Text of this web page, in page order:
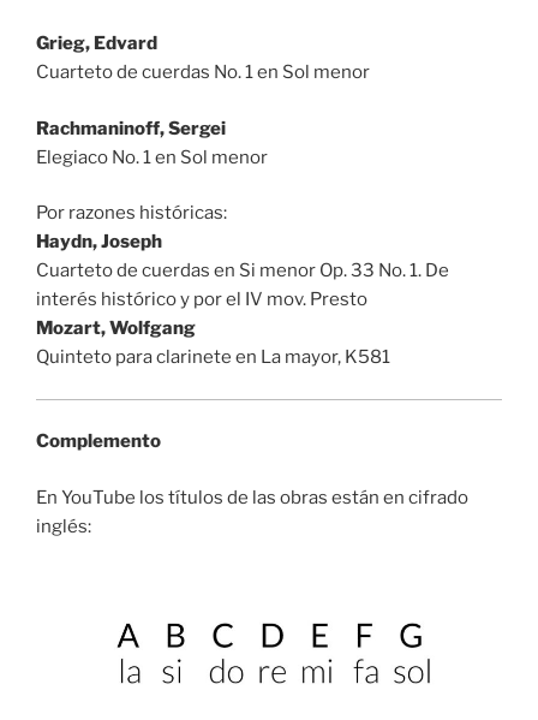
Grieg, Edvard
Cuarteto de cuerdas No. 1 en Sol menor
Rachmaninoff, Sergei
Elegiaco No. 1 en Sol menor
Por razones históricas:
Haydn, Joseph
Cuarteto de cuerdas en Si menor Op. 33 No. 1. De
interés histórico y por el IV mov. Presto
Mozart, Wolfgang
Quinteto para clarinete en La mayor, K581
Complemento
En YouTube los títulos de las obras están en cifrado
inglés: